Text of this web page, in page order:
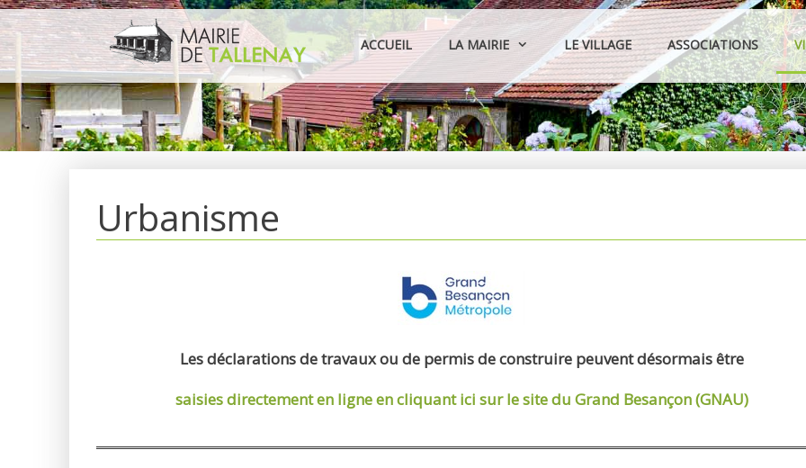
Aller
au
contenu
ACCUEIL LA MAIRIE LE VILLAGE ASSOCIATIONS
Urbanisme
Les déclarations de travaux ou de permis de construire peuvent désormais être
saisies directement en ligneen cliquant ici sur le site du Grand Besançon (GNAU)